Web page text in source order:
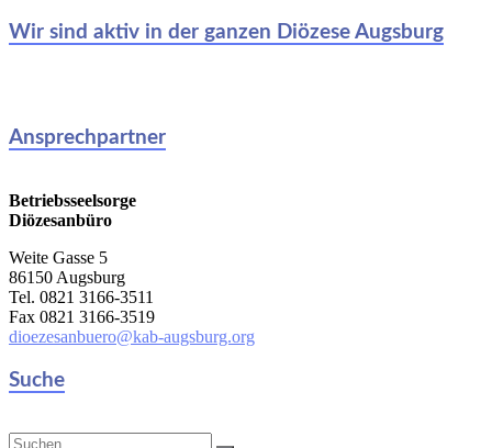
Wir sind aktiv in der ganzen Diözese Augsburg
Ansprechpartner
Betriebsseelsorge
Diözesanbüro
Weite Gasse 5
86150 Augsburg
Tel. 0821 3166-3511
Fax 0821 3166-3519
dioezesanbuero@kab-augsburg.org
Suche